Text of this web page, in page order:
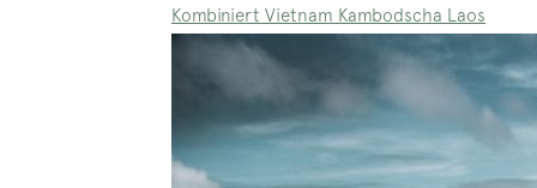
Kombiniert Vietnam Kambodscha Laos